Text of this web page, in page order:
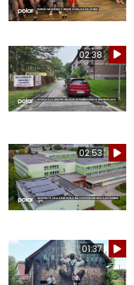
02:38
02:53
01:37